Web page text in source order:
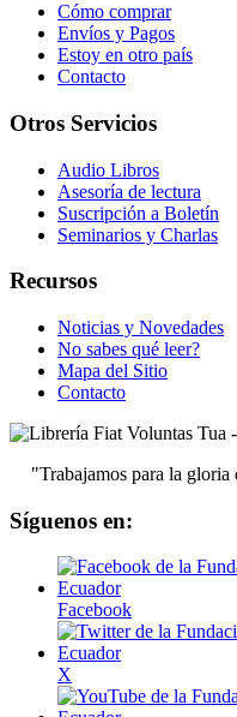
Cómo comprar
Envíos y Pagos
Estoy en otro país
Contacto
Otros Servicios
Audio Libros
Asesoría de lectura
Suscripción a Boletín
Seminarios y Charlas
Recursos
Noticias y Novedades
No sabes qué leer?
Mapa del Sitio
Contacto
"Trabajamos para la
Síguenos en:
Facebook
X